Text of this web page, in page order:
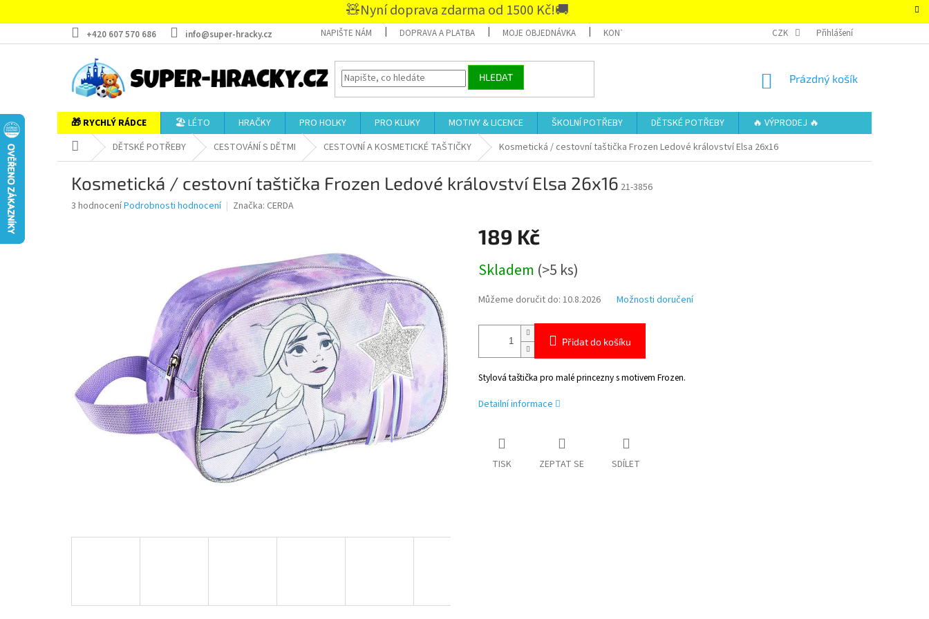
🧸Nyní doprava zdarma od 1500 Kč!🚚
+420 607 570 686 info@super-hracky.cz NAPIŠTE NÁM DOPRAVA A PLATBA MOJE OBJEDNÁVKA KONTAKTY OBCHODNÍ PODMÍNKY – SUPER-HRACKY.CZ
CZK Přihlášení
HLEDAT
NÁKUPNÍ
Prázdný košík
🎁 RYCHLÝ RÁDCE 🏖️ LÉTO HRAČKY PRO HOLKY PRO KLUKY MOTIVY & LICENCE ŠKOLNÍ POTŘEBY DĚTSKÉ POTŘEBY
🔥 VÝPRODEJ 🔥
Domů DĚTSKÉ POTŘEBY CESTOVÁNÍ S DĚTMI CESTOVNÍ A KOSMETICKÉ TAŠTIČKY Kosmetická / cestovní taštička Frozen Ledové království Elsa 26x16
Kosmetická / cestovní taštička Frozen Ledové království Elsa 26x16 21-3856
Průměrné
3 hodnoceníPodrobnosti hodnocení Značka: CERDA
189 Kč
cena:
Skladem (>5 ks)
Můžeme doručit do: 10.8.2026 Možnosti doručení
Přidat do košíku
Stylová taštička pro malé princezny s motivem Frozen.
Detailní informace
TISK ZEPTAT SE SDÍLET